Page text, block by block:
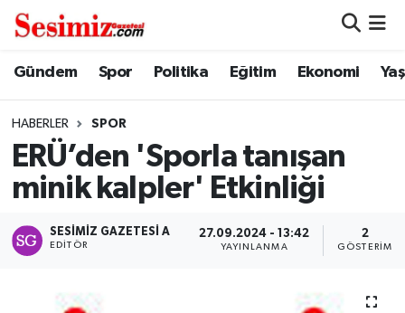
Gündem Spor Politika Eğitim Ekonomi
HABERLER SPOR
ERÜ’den 'Sporla tanışan
minik kalpler' Etkinliği
SESIMIZ GAZETESI A
EDITÖR
27.09.2024 - 13:42
YAYINLANMA
2
GÖSTERIM
Dünya
Ekonomi
Gündem
Magazin
Nöbetçi Eczaneler
Namaz Vakitleri
Trafik Durumu
Süper Lig Puan Durumu ve Fikstür
Tüm Manşetler